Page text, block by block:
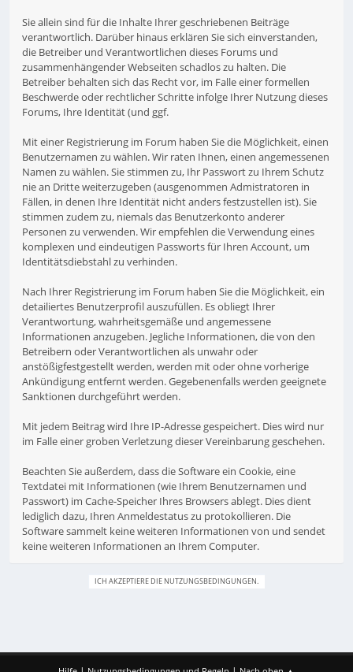
Sie allein sind für die Inhalte Ihrer geschriebenen Beiträge
verantwortlich. Darüber hinaus erklären Sie sich einverstanden,
die Betreiber und Verantwortlichen dieses Forums und
zusammenhängender Webseiten schadlos zu halten. Die
Betreiber behalten sich das Recht vor, im Falle einer formellen
Beschwerde oder rechtlicher Schritte infolge Ihrer Nutzung dieses
Forums, Ihre Identität (und ggf.
Mit einer Registrierung im Forum haben Sie die Möglichkeit, einen
Benutzernamen zu wählen. Wir raten Ihnen, einen angemessenen
Namen zu wählen. Sie stimmen zu, Ihr Passwort zu Ihrem Schutz
nie an Dritte weiterzugeben (ausgenommen Admistratoren in
Fällen, in denen Ihre Identität nicht anders festzustellen ist). Sie
stimmen zudem zu, niemals das Benutzerkonto anderer
Personen zu verwenden. Wir empfehlen die Verwendung eines
komplexen und eindeutigen Passworts für Ihren Account, um
Identitätsdiebstahl zu verhinden.
Nach Ihrer Registrierung im Forum haben Sie die Möglichkeit, ein
detailiertes Benutzerprofil auszufüllen. Es obliegt Ihrer
Verantwortung, wahrheitsgemäße und angemessene
Informationen anzugeben. Jegliche Informationen, die von den
Betreibern oder Verantwortlichen als unwahr oder
anstößigfestgestellt werden, werden mit oder ohne vorherige
Ankündigung entfernt werden. Gegebenenfalls werden geeignete
Sanktionen durchgeführt werden.
Mit jedem Beitrag wird Ihre IP-Adresse gespeichert. Dies wird nur
im Falle einer groben Verletzung dieser Vereinbarung geschehen.
Beachten Sie außerdem, dass die Software ein Cookie, eine
Textdatei mit Informationen (wie Ihrem Benutzernamen und
Passwort) im Cache-Speicher Ihres Browsers ablegt. Dies dient
lediglich dazu, Ihren Anmeldestatus zu protokollieren. Die
Software sammelt keine weiteren Informationen von und sendet
keine weiteren Informationen an Ihrem Computer.